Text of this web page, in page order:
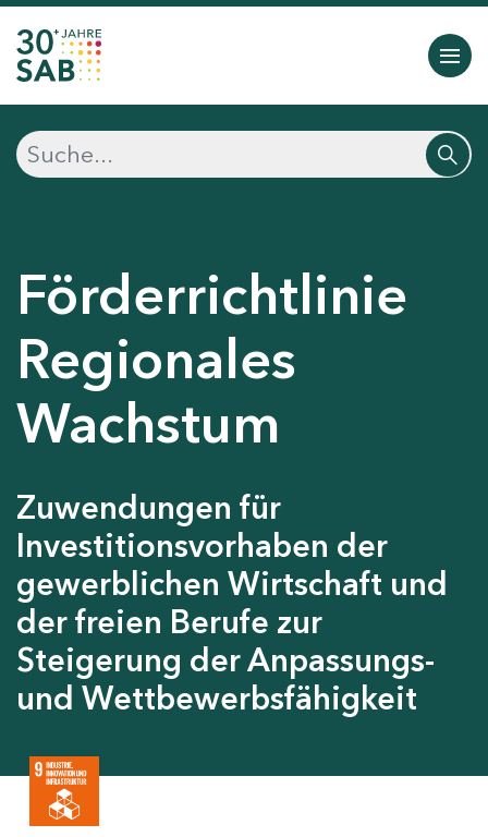
Förderrichtlinie
Regionales
Wachstum
Zuwendungen für
Investitionsvorhaben der
gewerblichen Wirtschaft und
der freien Berufe zur
Steigerung der Anpassungs-
und Wettbewerbsfähigkeit